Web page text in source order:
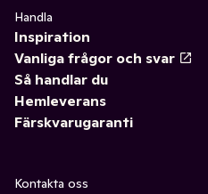
Handla
Inspiration
Vanliga frågor och svar
Så handlar du
Hemleverans
Färskvarugaranti
Kontakta oss